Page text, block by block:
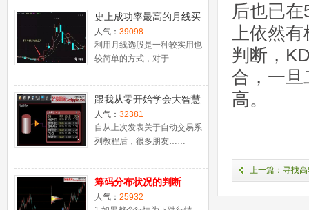
史上成功率最高的月线买
入法，精准高效筛选暴涨
牛股，堪称选股法宝！
人气： 39098
利用月线选股是一种较实用也
较简单的方式，对于……
跟我从零开始学会大智慧
股票池自动交易
人气： 32381
自从上次发表关于自动交易系
列教程后，很多朋友……
筹码分布状况的判断
人气： 25932
后也已
上依然有
判断，
合，一旦
高。
上一篇：寻找